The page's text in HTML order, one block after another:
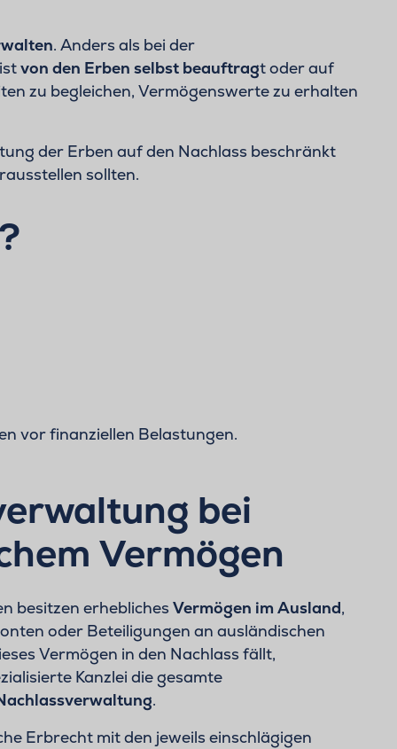
. Anders als bei der
von den Erben selbst beauftragt oder auf
zu begleichen, Vermögenswerte zu erhalten
der Erben auf den Nachlass beschränkt
sollten.
vor finanziellen Belastungen.
bei
Vermögen
besitzen erhebliches Vermögen im Ausland,
oder Beteiligungen an ausländischen
Vermögen in den Nachlass fällt,
Kanzlei die gesamte
.
Erbrecht mit den jeweils einschlägigen